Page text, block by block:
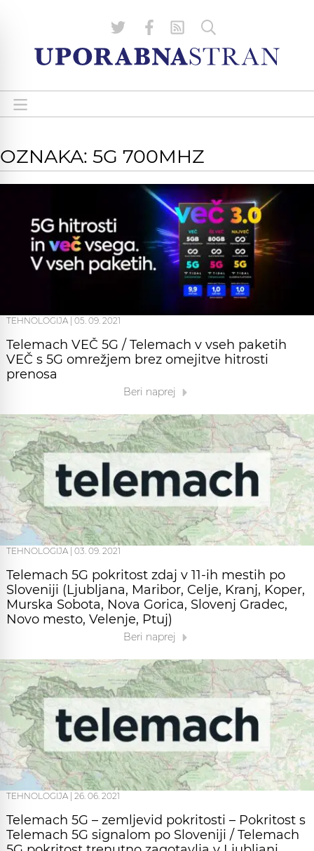
OZNAKA: 5G 700MHZ
TEHNOLOGIJA 05. 09. 2021
Telemach VEČ 5G / Telemach v vseh paketih
VEČ s 5G omrežjem brez omejitve hitrosti
prenosa
Beri naprej
TEHNOLOGIJA 03. 09. 2021
Telemach 5G pokritost zdaj v 11-ih mestih po
Sloveniji (Ljubljana, Maribor, Celje, Kranj, Koper,
Murska Sobota, Nova Gorica, Slovenj Gradec,
Novo mesto, Velenje, Ptuj)
Beri naprej
TEHNOLOGIJA | 26. 06. 2021
Telemach 5G – zemljevid pokritosti – Pokritost s
Telemach 5G signalom po Sloveniji / Telemach